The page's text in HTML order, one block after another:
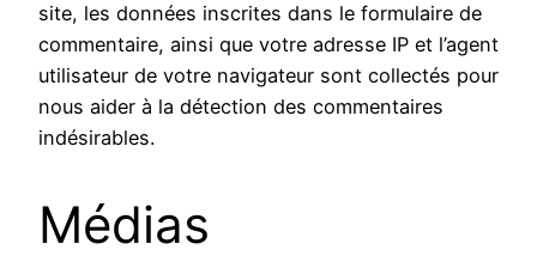
site, les données inscrites dans le formulaire de
commentaire, ainsi que votre adresse IP et l’agent
utilisateur de votre navigateur sont collectés pour
nous aider à la détection des commentaires
indésirables.
Médias